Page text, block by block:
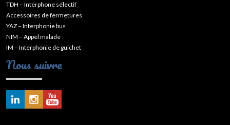
TDH – Interphone sélectif
Accessoires de fermetures
YAZ – Interphonie bus
NIM – Appel malade
IM – Interphonie de guichet
Nous suivre